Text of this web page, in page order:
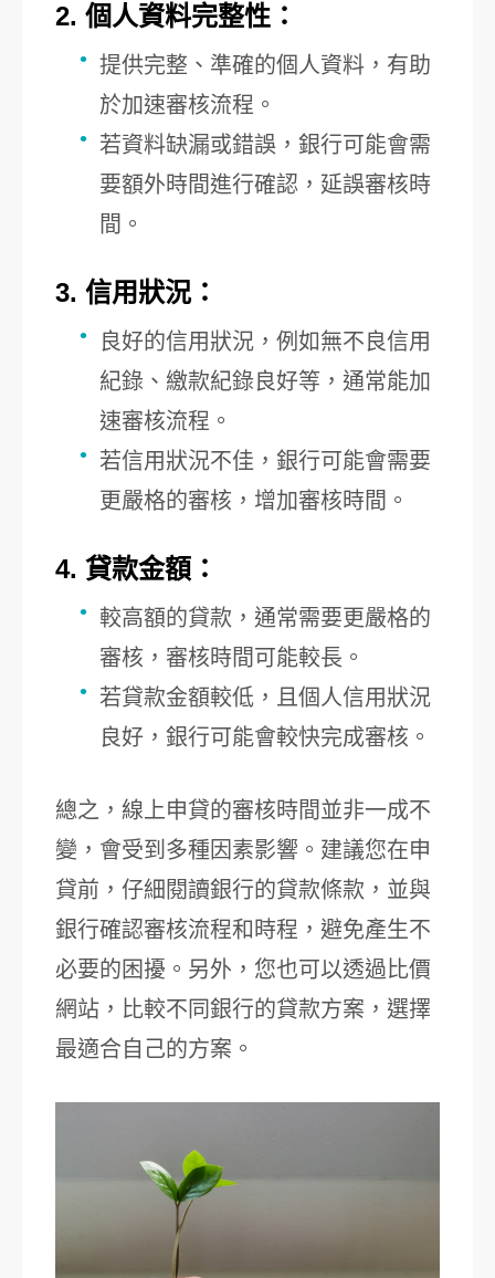
2. 個人資料完整性：
提供完整、準確的個人資料，有助
於加速審核流程。
若資料缺漏或錯誤，銀行可能會需
要額外時間進行確認，延誤審核時
間。
3. 信用狀況：
良好的信用狀況，例如無不良信用
紀錄、繳款紀錄良好等，通常能加
速審核流程。
若信用狀況不佳，銀行可能會需要
更嚴格的審核，增加審核時間。
4. 貸款金額：
較高額的貸款，通常需要更嚴格的
審核，審核時間可能較長。
若貸款金額較低，且個人信用狀況
良好，銀行可能會較快完成審核。
總之，線上申貸的審核時間並非一成不
變，會受到多種因素影響。建議您在申
貸前，仔細閱讀銀行的貸款條款，並與
銀行確認審核流程和時程，避免產生不
必要的困擾。另外，您也可以透過比價
網站，比較不同銀行的貸款方案，選擇
最適合自己的方案。